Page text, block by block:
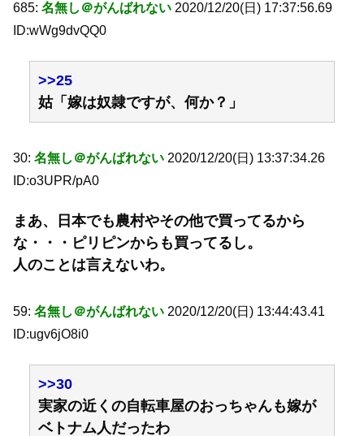
685: 名無し＠がんばれない 2020/12/20(日) 17:37:56.69
ID:wWg9dvQQ0
>>25
姑「嫁は奴隷ですが、何か？」
30: 名無し＠がんばれない 2020/12/20(日) 13:37:34.26
ID:o3UPR/pA0
まあ、日本でも農村やその他で買ってるから
な・・・ピリピンからも買ってるし。
人のことは言えないわ。
59: 名無し＠がんばれない 2020/12/20(日) 13:44:43.41
ID:ugv6jO8i0
>>30
実家の近くの自転車屋のおっちゃんも嫁が
ベトナム人だったわ